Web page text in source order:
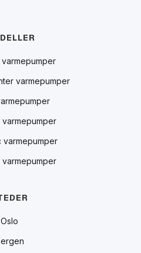
varmepumper
varmepumper
varmepumper
Oslo